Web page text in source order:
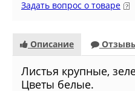
Задать вопрос о товаре
Описание
Листья крупные,
Цветы белые.